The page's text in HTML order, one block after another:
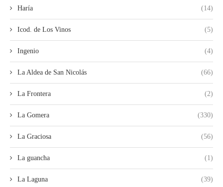
Haría (14)
Icod. de Los Vinos (5)
Ingenio (4)
La Aldea de San Nicolás (66)
La Frontera (2)
La Gomera (330)
La Graciosa (56)
La guancha (1)
La Laguna (39)